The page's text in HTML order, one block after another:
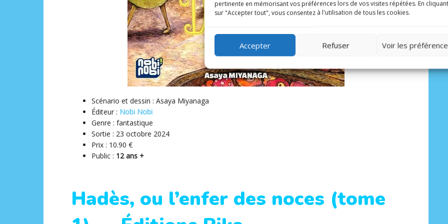
pertinente en mémorisant vos préférences lors de vos visites répétées. En cliquant
sur "Accepter tout", vous consentez à l'utilisation de tous les cookies.
Accepter Refuser Voir les
Scénario et dessin : Asaya Miyanaga
Éditeur ‏: Nobi Nobi
Genre : fantastique
Sortie : 23 octobre 2024
Prix : 10.90 €
Public : 12 ans +
Hadès, ou l’enfer des noces (tome